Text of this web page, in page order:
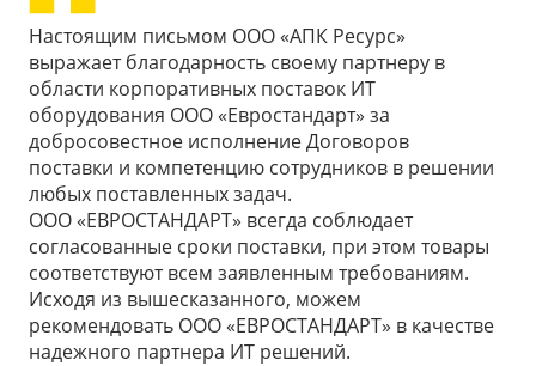
Настоящим письмом ООО «АПК Ресурс»
выражает благодарность своему партнеру в
области корпоративных поставок ИТ
оборудования ООО «Евростандарт» за
добросовестное исполнение Договоров
поставки и компетенцию сотрудников в решении
любых поставленных задач.
ООО «ЕВРОСТАНДАРТ» всегда соблюдает
согласованные сроки поставки, при этом товары
соответствуют всем заявленным требованиям.
Исходя из вышесказанного, можем
рекомендовать ООО «ЕВРОСТАНДАРТ» в качестве
надежного партнера ИТ решений.